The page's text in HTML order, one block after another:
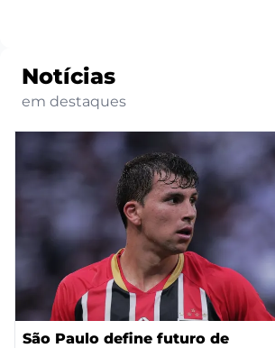
Notícias
em destaques
São Paulo define futuro de